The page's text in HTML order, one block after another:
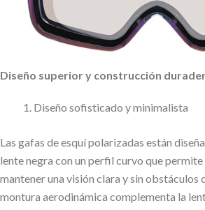
Diseño superior y construcción
Diseño sofisticado y minimalista
Las gafas de esquí polarizadas están
lente negra con un perfil curvo que permite
mantener una visión clara y sin obstáculos
montura aerodinámica complementa la